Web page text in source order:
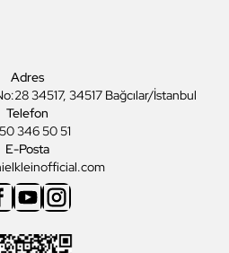
Adres
34517, 34517 Bağcılar/İstanbul
Telefon
346 50 51
E-Posta
YoutubeInstagram